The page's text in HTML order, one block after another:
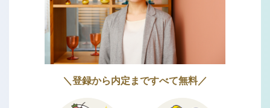
＼登録から内定まですべて無料／